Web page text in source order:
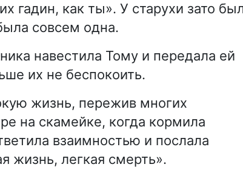
гадин, как ты». У старухи зато
совсем одна.
навестила Тому и передала ей
их не беспокоить.
жизнь, пережив многих
на скамейке, когда кормила
взаимностью и послала
жизнь, легкая смерть».